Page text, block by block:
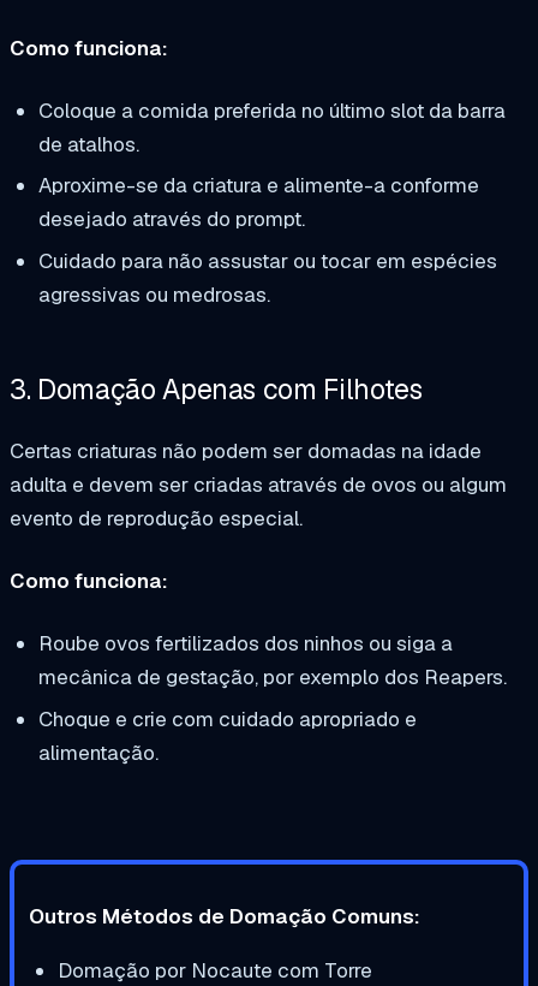
Como funciona:
Coloque a comida preferida no último slot da barra
de atalhos.
Aproxime-se da criatura e alimente-a conforme
desejado através do prompt.
Cuidado para não assustar ou tocar em espécies
agressivas ou medrosas.
3. Domação Apenas com Filhotes
Certas criaturas não podem ser domadas na idade
adulta e devem ser criadas através de ovos ou algum
evento de reprodução especial.
Como funciona:
Roube ovos fertilizados dos ninhos ou siga a
mecânica de gestação, por exemplo dos Reapers.
Choque e crie com cuidado apropriado e
alimentação.
Outros Métodos de Domação Comuns:
Domação por Nocaute com Torre